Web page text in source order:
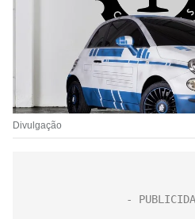
Divulgação